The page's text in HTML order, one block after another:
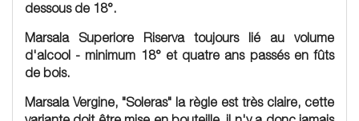
dessous de 18°.
Marsala Superiore Riservatoujours lié au volume
d'alcool - minimum 18° et quatre ans passés en fûts
de bois.
Marsala Vergine, "Soleras" la règle est très claire, cette